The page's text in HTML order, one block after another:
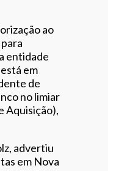
ao
entidade
em
de
no limiar
Aquisição),
advertiu
em Nova